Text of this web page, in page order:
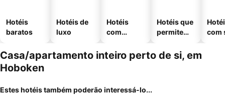
Hotéis
baratos
Hotéis de
luxo
Hotéis
com
Hotéis que
permitem
com
Casa/apartamento inteiro perto de si, em
Hoboken
Estes hotéis também poderão interessá-lo...